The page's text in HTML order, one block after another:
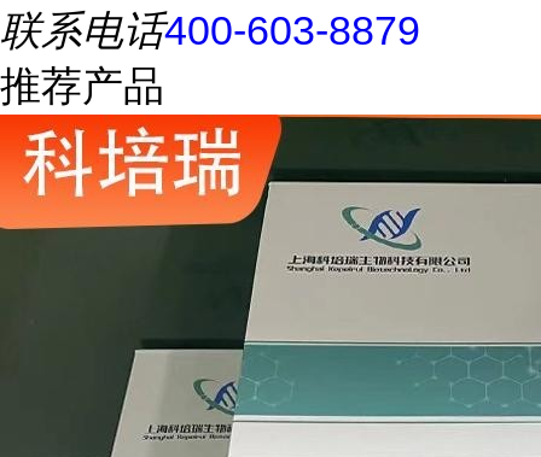
联系电话400-603-8879
推荐产品